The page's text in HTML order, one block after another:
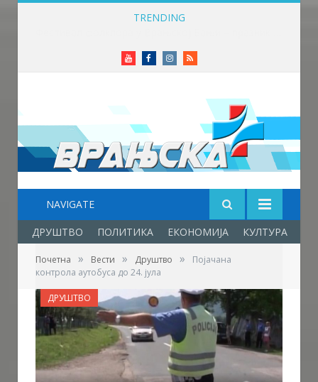
TRENDING
YoutubeFacebookInstagram
RSS
NAVIGATE
ДРУШТВО ПОЛИТИКА ЕКОНОМИЈА КУЛТУРА
Почетна » Вести » Друштво »
Појачана
контрола аутобуса до 24. јула
ДРУШТВО